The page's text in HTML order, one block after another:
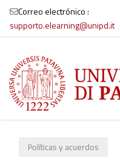
Salta al contenido principal
Correo electrónico :
supporto.elearning@unipd.it
Políticas y acuerdos